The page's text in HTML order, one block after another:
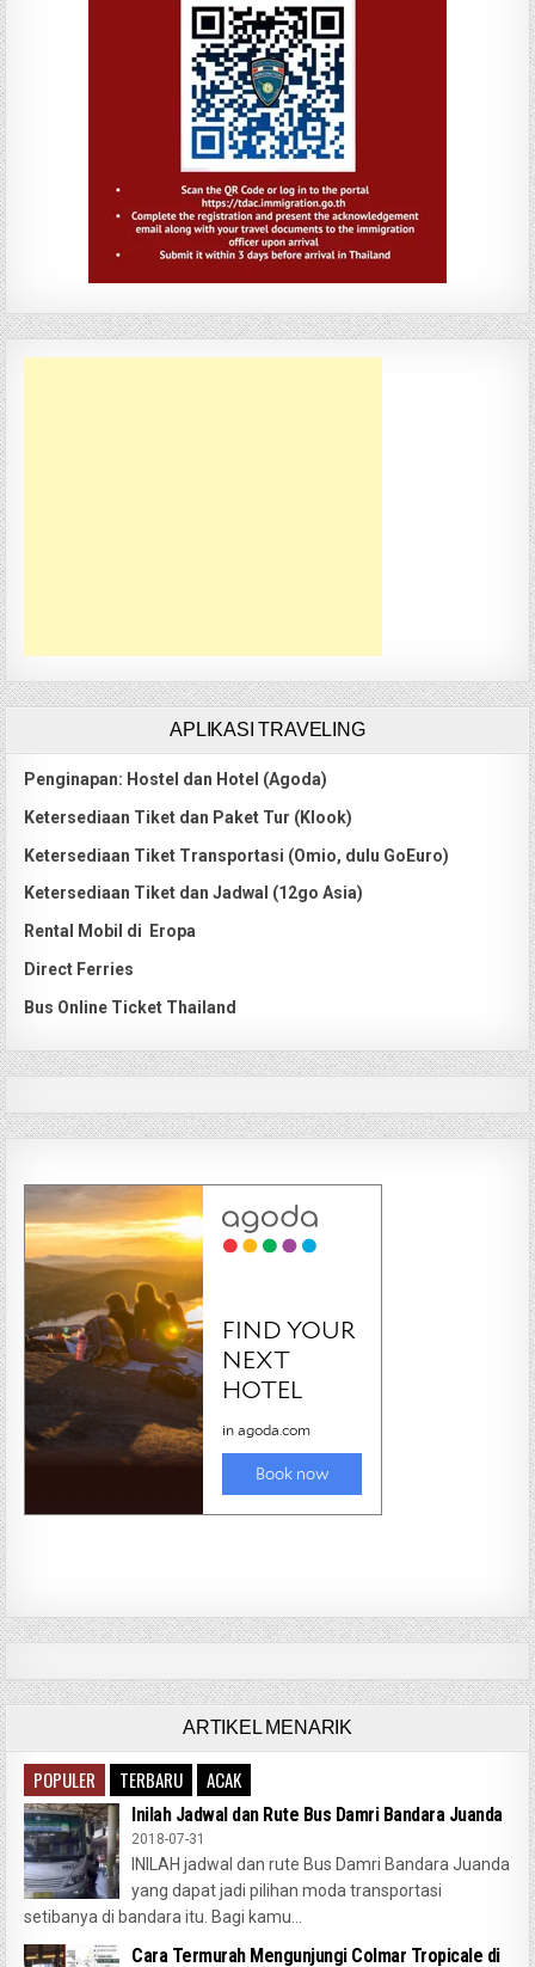
APLIKASI TRAVELING
Penginapan: Hostel dan Hotel (Agoda)
Ketersediaan Tiket dan Paket Tur (Klook)
Ketersediaan Tiket Transportasi (Omio, dulu GoEuro)
Ketersediaan Tiket dan Jadwal (12go Asia)
Rental Mobil di Eropa
Direct Ferries
Bus Online Ticket Thailand
ARTIKEL MENARIK
POPULER TERBARU ACAK
Inilah Jadwal dan Rute Bus Damri Bandara Juanda
2018-07-31
INILAH jadwal dan rute Bus Damri Bandara Juanda
yang dapat jadi pilihan moda transportasi
setibanya di bandara itu. Bagi kamu...
Cara Termurah Mengunjungi Colmar Tropicale di